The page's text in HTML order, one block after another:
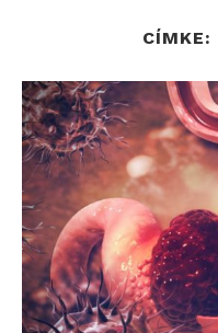
CÍMKE: